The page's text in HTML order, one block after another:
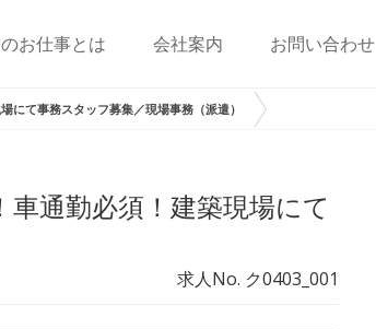
お仕事とは 会社案内 お問い合わせ
にて事務スタッフ募集／現場事務（派遣）
車通勤必須！建築現場にて
求人No. ク0403_001